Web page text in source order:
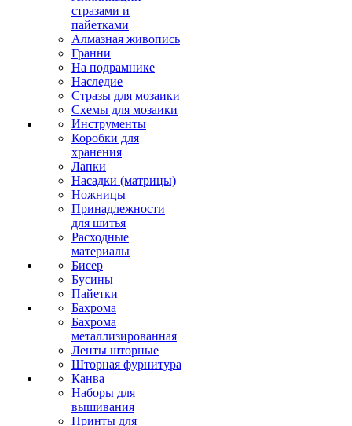
стразами и
пайетками
Алмазная живопись
Гранни
На подрамнике
Наследие
Стразы для мозаики
Схемы для мозаики
Инструменты
Коробки для
хранения
Лапки
Насадки (матрицы)
Ножницы
Принадлежности
для шитья
Расходные
материалы
Бисер
Бусины
Пайетки
Бахрома
Бахрома
металлизированная
Ленты шторные
Шторная фурнитура
Канва
Наборы для
вышивания
Принты для